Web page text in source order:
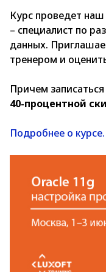
Курс проведет
– специалист по
данных.
тренером и
Причем
40-процентной
Подробнее о курсе.